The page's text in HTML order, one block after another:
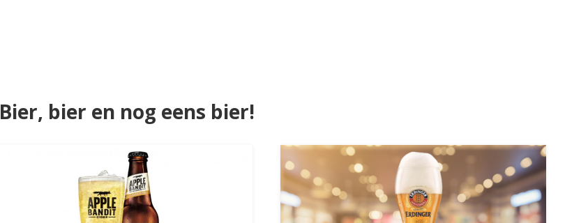
Bier, bier en nog eens bier!